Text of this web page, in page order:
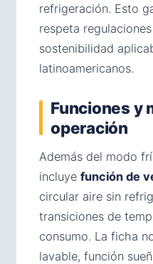
refrigeración. Esto
respeta
sostenibilidad
latinoamericanos.
Funciones y
operación
Además del modo
incluye función de
circular aire sin
transiciones de
consumo. La ficha
lavable, función